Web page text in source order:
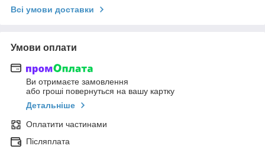
Всі умови доставки
Умови оплати
Ви отримаєте замовлення
або гроші повернуться на вашу картку
Детальніше
Оплатити частинами
Післяплата